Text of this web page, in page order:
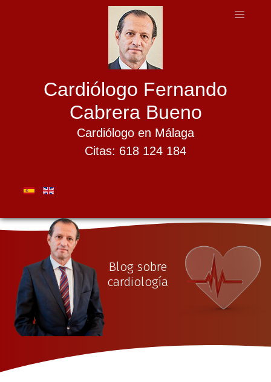
Cardiólogo Fernando
Cabrera Bueno
Cardiólogo en Málaga
Citas: 618 124 184
Blog sobre
cardiología